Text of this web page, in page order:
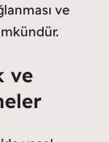
ve
ve